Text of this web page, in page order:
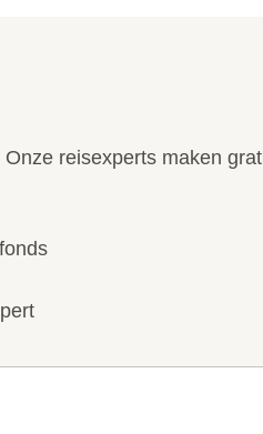
reisexperts maken